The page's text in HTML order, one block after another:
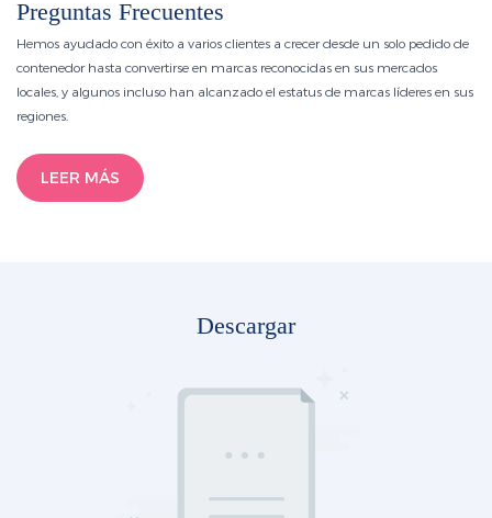
Preguntas Frecuentes
Hemos ayudado con éxito a varios clientes a crecer desde un solo pedido de
contenedor hasta convertirse en marcas reconocidas en sus mercados
locales, y algunos incluso han alcanzado el estatus de marcas líderes en sus
regiones.
LEER MÁS
Descargar